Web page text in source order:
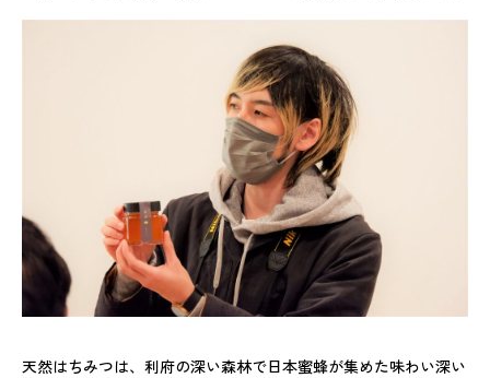
天然はちみつは、利府の深い森林で日本蜜蜂が集めた味わい深い